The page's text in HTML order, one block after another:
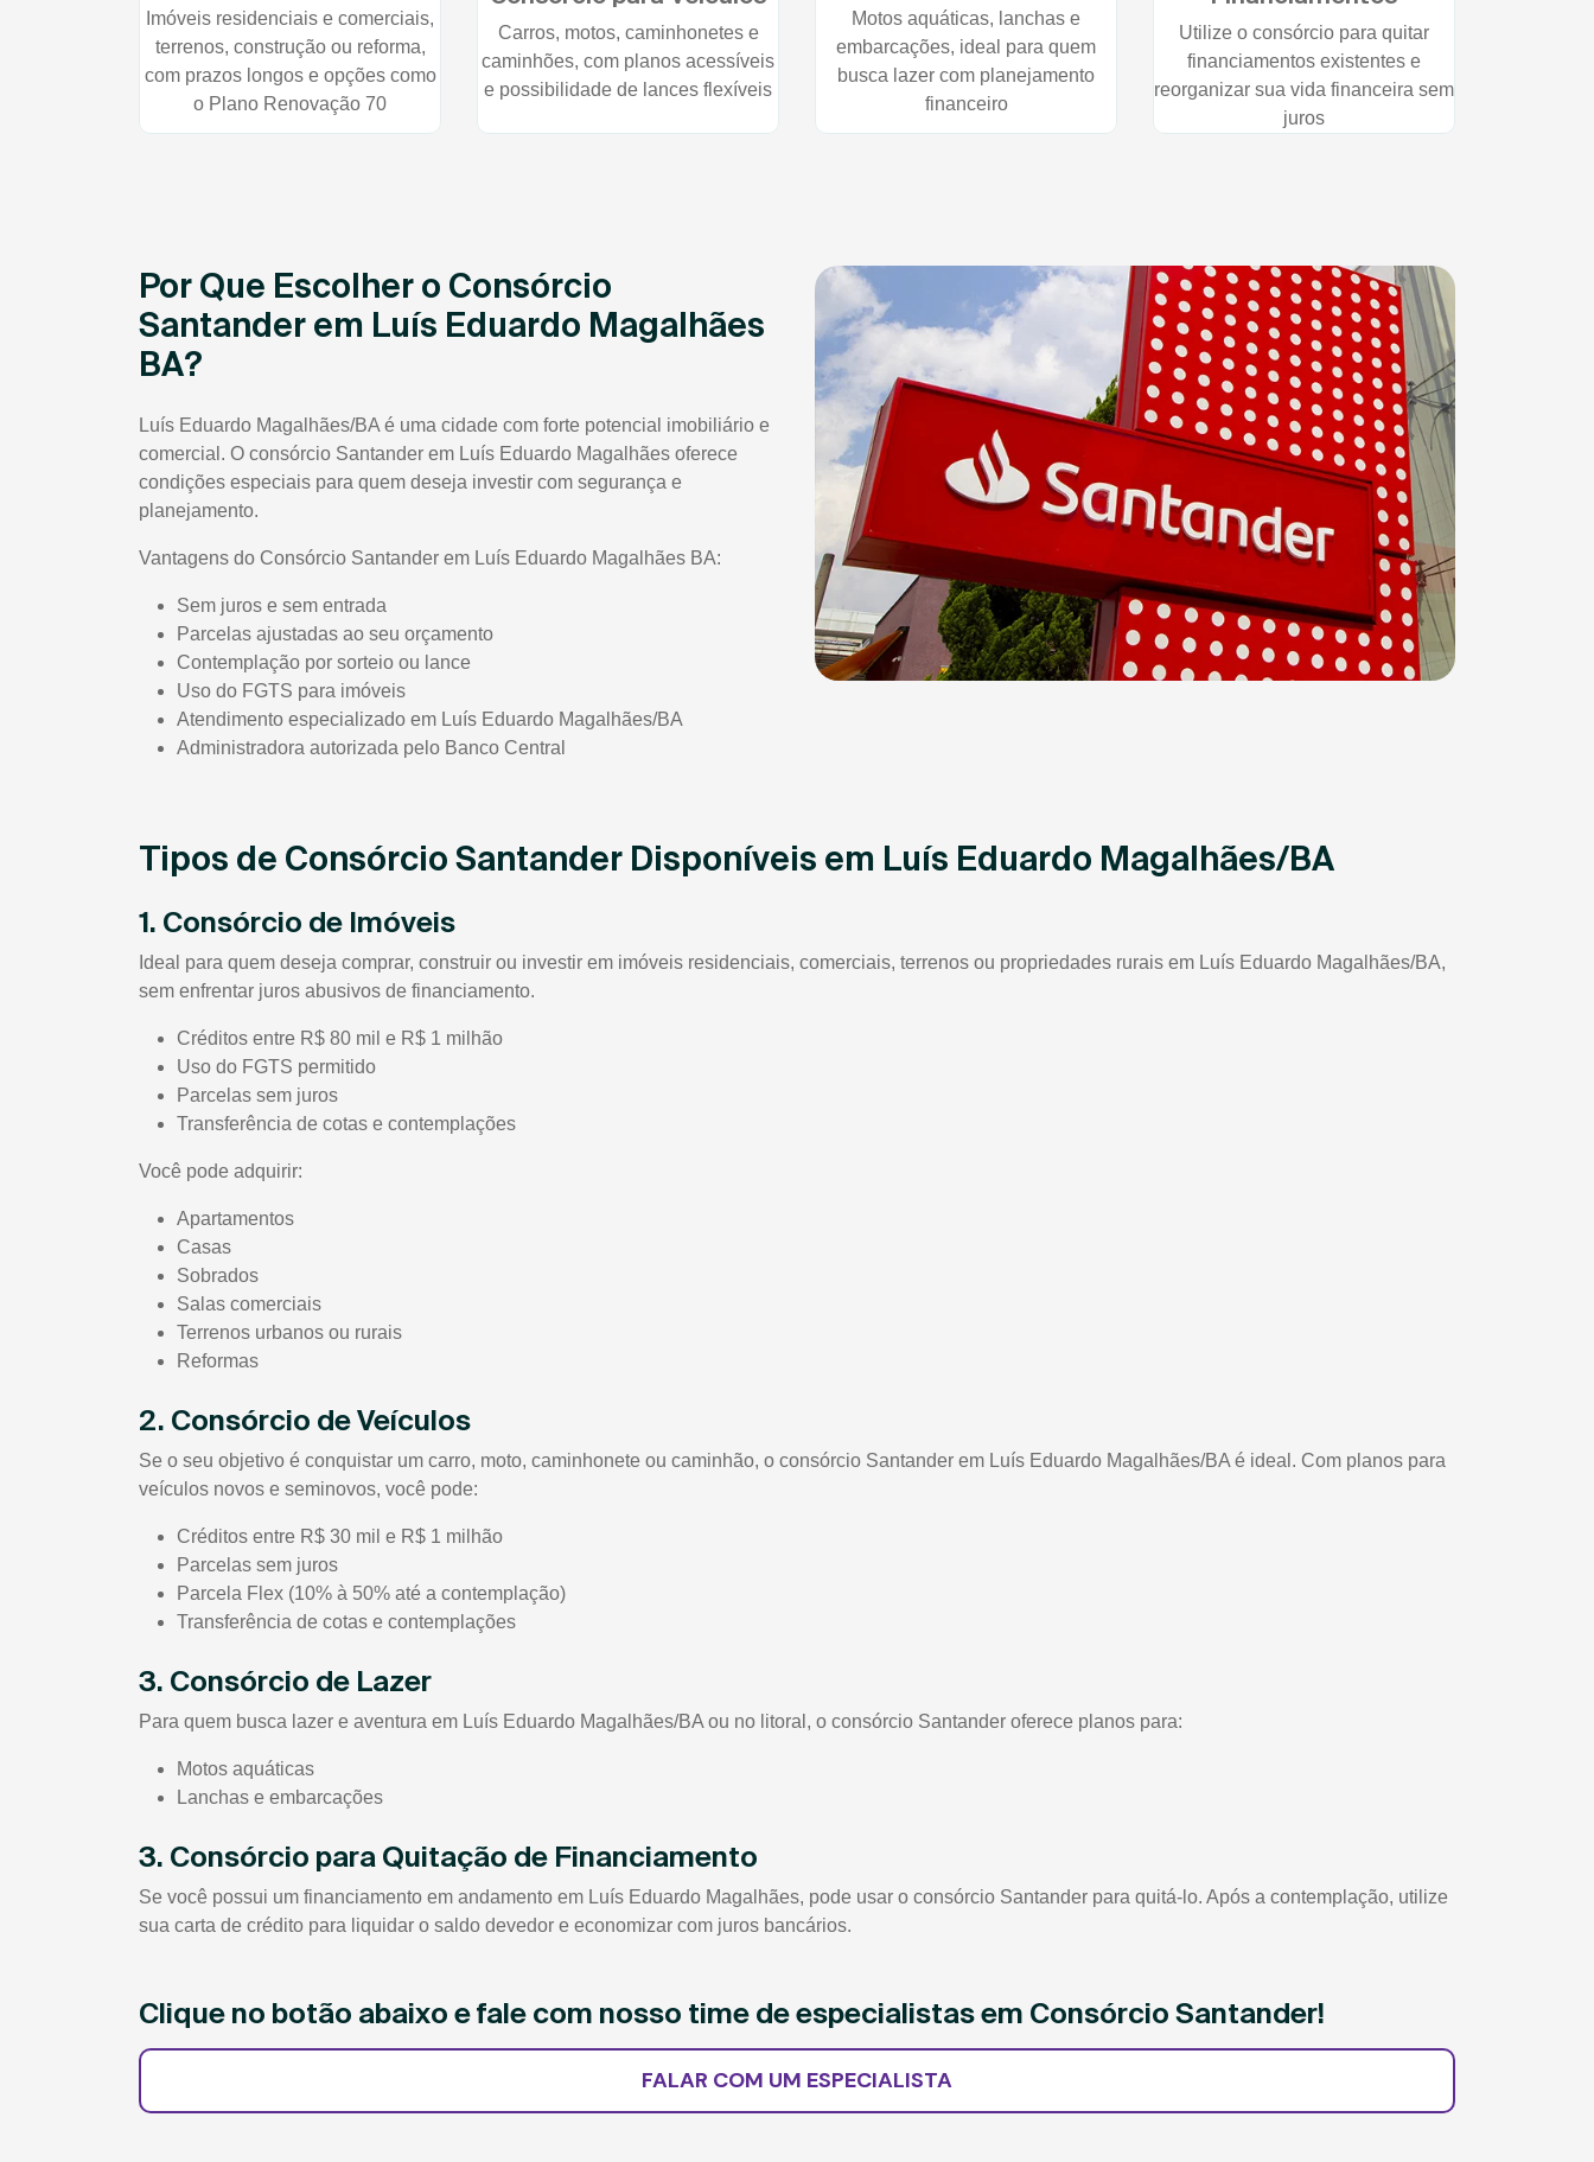
Imóveis residenciais e comerciais,
terrenos, construção ou reforma,
com prazos longos e opções como
o Plano Renovação 70
Carros, motos, caminhonetes e
caminhões, com planos acessíveis
e possibilidade de lances flexíveis
Motos aquáticas, lanchas e
embarcações, ideal para quem
busca lazer com planejamento
financeiro
Utilize o consórcio para quitar
financiamentos existentes e
reorganizar sua vida financeira sem
juros
Por Que Escolher o Consórcio
Santander em Luís Eduardo Magalhães
BA?
Luís Eduardo Magalhães/BA é uma cidade com forte potencial imobiliário e
comercial. O consórcio Santander em Luís Eduardo Magalhães oferece
condições especiais para quem deseja investir com segurança e
planejamento.
Vantagens do Consórcio Santander em Luís Eduardo Magalhães BA:
Sem juros e sem entrada
Parcelas ajustadas ao seu orçamento
Contemplação por sorteio ou lance
Uso do FGTS para imóveis
Atendimento especializado em Luís Eduardo Magalhães/BA
Administradora autorizada pelo Banco Central
Tipos de Consórcio Santander Disponíveis em Luís Eduardo Magalhães/BA
1. Consórcio de Imóveis
Ideal para quem deseja comprar, construir ou investir em imóveis residenciais, comerciais, terrenos ou propriedades rurais em Luís Eduardo Magalhães/BA,
sem enfrentar juros abusivos de financiamento.
Créditos entre R$ 80 mil e R$ 1 milhão
Uso do FGTS permitido
Parcelas sem juros
Transferência de cotas e contemplações
Você pode adquirir:
Apartamentos
Casas
Sobrados
Salas comerciais
Terrenos urbanos ou rurais
Reformas
2. Consórcio de Veículos
Se o seu objetivo é conquistar um carro, moto, caminhonete ou caminhão, o consórcio Santander em Luís Eduardo Magalhães/BA é ideal. Com planos para
veículos novos e seminovos, você pode:
Créditos entre R$ 30 mil e R$ 1 milhão
Parcelas sem juros
Parcela Flex (10% à 50% até a contemplação)
Transferência de cotas e contemplações
3. Consórcio de Lazer
Para quem busca lazer e aventura em Luís Eduardo Magalhães/BA ou no litoral, o consórcio Santander oferece planos para:
Motos aquáticas
Lanchas e embarcações
3. Consórcio para Quitação de Financiamento
Se você possui um financiamento em andamento em Luís Eduardo Magalhães, pode usar o consórcio Santander para quitá-lo. Após a contemplação, utilize
sua carta de crédito para liquidar o saldo devedor e economizar com juros bancários.
Clique no botão abaixo e fale com nosso time de especialistas em Consórcio Santander!
FALAR COM UM ESPECIALISTA